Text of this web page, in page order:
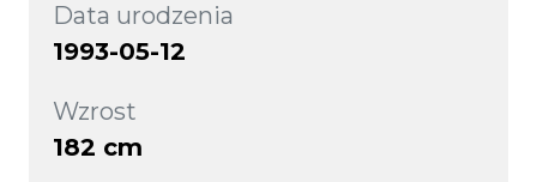
Data urodzenia
1993-05-12
Wzrost
182 cm